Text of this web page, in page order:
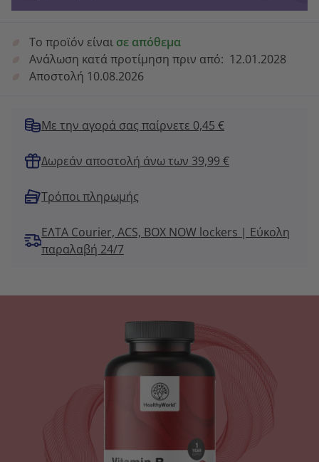
Το προϊόν είναι σε απόθεμα
Ανάλωση κατά προτίμηση πριν από: 12.01.2028
Αποστολή 10.08.2026
Με την αγορά σας παίρνετε 0,45 €
Δωρεάν αποστολή άνω των 39,99 €
Τρόποι πληρωμής
ΕΛΤΑ Courier, ACS, BOX NOW lockers | Εύκολη
παραλαβή 24/7